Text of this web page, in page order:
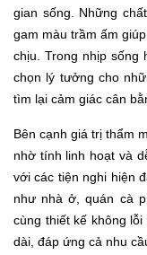
gian sống. Những
gam màu trầm ấm
chịu. Trong nhịp sống
chọn lý tưởng cho
tìm lại cảm giác cân
Bên cạnh giá trị thẩm
nhờ tính linh hoạt và
với các tiện nghi hiện
như nhà ở, quán cà
cùng thiết kế không
dài, đáp ứng cả nhu